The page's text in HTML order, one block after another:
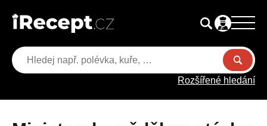
Rozšířené hledání